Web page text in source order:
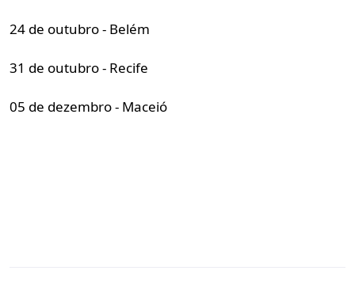
24 de outubro - Belém
31 de outubro - Recife
05 de dezembro - Maceió